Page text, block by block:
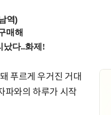
역)
푸르게 우거진 거대
파와의 하루가 시작